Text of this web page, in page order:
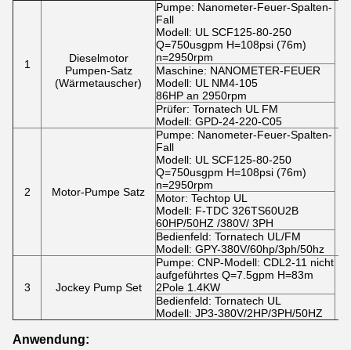
1
Dieselmotor
Pumpen-Satz
(Wärmetauscher)
Pumpe: Nanometer-Feuer-Spalten-
Fall
Modell: UL SCF125-80-250
Q=750usgpm H=108psi (76m)
n=2950rpm
Maschine: NANOMETER-FEUER
Modell: UL NM4-105
86HP an 2950rpm
Prüfer: Tornatech UL FM
Modell: GPD-24-220-C05
2 Motor-Pumpe Satz
Pumpe: Nanometer-Feuer-Spalten-
Fall
Modell: UL SCF125-80-250
Q=750usgpm H=108psi (76m)
n=2950rpm
Motor: Techtop UL
Modell: F-TDC 326TS60U2B
60HP/50HZ /380V/ 3PH
Bedienfeld: Tornatech UL/FM
Modell: GPY-380V/60hp/3ph/50hz
3 Jockey Pump Set
Pumpe: CNP-Modell: CDL2-11 nicht
aufgeführtes Q=7.5gpm H=83m
2Pole 1.4KW
Bedienfeld: Tornatech UL
Modell: JP3-380V/2HP/3PH/50HZ
Anwendung: